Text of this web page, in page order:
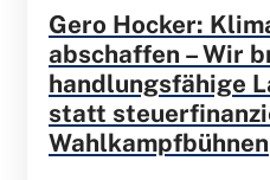
Gero Hocker:
abschaffen – Wir
handlungsfähige
statt
Wahlkampfbühnen